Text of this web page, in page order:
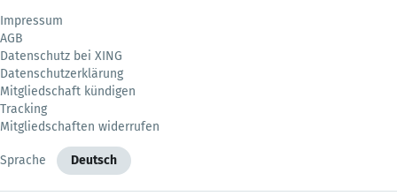
Impressum
AGB
Datenschutz bei XING
Datenschutzerklärung
Mitgliedschaft kündigen
Tracking
Mitgliedschaften widerrufen
Sprache Deutsch